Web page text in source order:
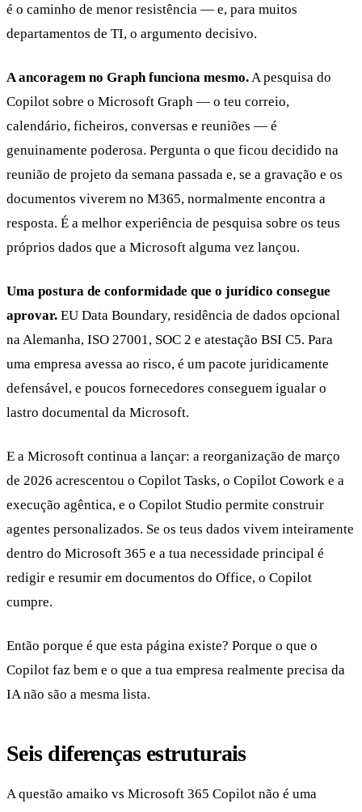
é o caminho de menor resistência — e, para muitos
departamentos de TI, o argumento decisivo.
A ancoragem no Graph funciona mesmo. A pesquisa do
Copilot sobre o Microsoft Graph — o teu correio,
calendário, ficheiros, conversas e reuniões — é
genuinamente poderosa. Pergunta o que ficou decidido na
reunião de projeto da semana passada e, se a gravação e os
documentos viverem no M365, normalmente encontra a
resposta. É a melhor experiência de pesquisa sobre os teus
próprios dados que a Microsoft alguma vez lançou.
Uma postura de conformidade que o jurídico consegue
aprovar. EU Data Boundary, residência de dados opcional
na Alemanha, ISO 27001, SOC 2 e atestação BSI C5. Para
uma empresa avessa ao risco, é um pacote juridicamente
defensável, e poucos fornecedores conseguem igualar o
lastro documental da Microsoft.
E a Microsoft continua a lançar: a reorganização de março
de 2026 acrescentou o Copilot Tasks, o Copilot Cowork e a
execução agêntica, e o Copilot Studio permite construir
agentes personalizados. Se os teus dados vivem inteiramente
dentro do Microsoft 365 e a tua necessidade principal é
redigir e resumir em documentos do Office, o Copilot
cumpre.
Então porque é que esta página existe? Porque o que o
Copilot faz bem e o que a tua empresa realmente precisa da
IA não são a mesma lista.
Seis diferenças estruturais
A questão amaiko vs Microsoft 365 Copilot não é uma